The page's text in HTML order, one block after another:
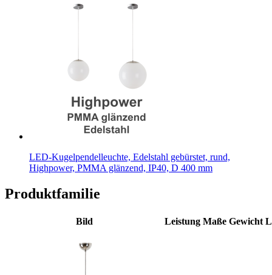
LED-Kugelpendelleuchte, Edelstahl gebürstet, rund,
Highpower, PMMA glänzend, IP40, D 400 mm
Produktfamilie
Bild Leistung Maße Gewicht